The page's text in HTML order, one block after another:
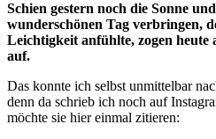
Schien gestern noch die Sonne
wunderschönen Tag verbringen,
Leichtigkeit anfühlte, zogen heute
auf.
Das konnte ich selbst unmittelbar
denn da schrieb ich noch auf
möchte sie hier einmal zitieren: